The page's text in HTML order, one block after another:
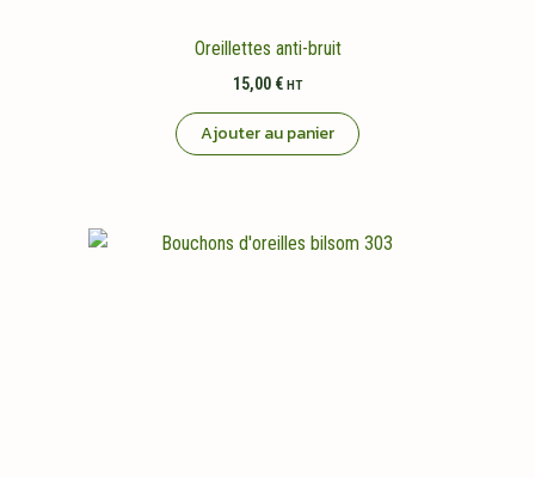
Oreillettes anti-bruit
15,00 € HT
Ajouter au panier